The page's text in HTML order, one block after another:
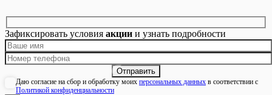
Зафиксировать условия акции и узнать подробности
Даю согласие на сбор и обработку моих персональных данных в соответствии с
Политикой конфиденциальности